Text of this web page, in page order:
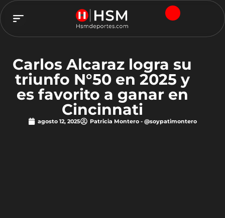
Carlos Alcaraz logra su
triunfo N°50 en 2025 y
es favorito a ganar en
Cincinnati
agosto 12, 2025 Patricia Montero - @soypatimontero